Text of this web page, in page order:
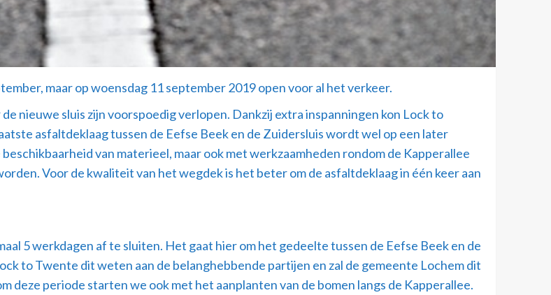
maar op woensdag 11 september 2019 open voor al het verkeer.
nieuwe sluis zijn voorspoedig verlopen. Dankzij extra inspanningen kon Lock to
asfaltdeklaag tussen de Eefse Beek en de Zuidersluis wordt wel op een later
van materieel, maar ook met werkzaamheden rondom de Kapperallee
Voor de kwaliteit van het wegdek is het beter om de asfaltdeklaag in één keer aan
5 werkdagen af te sluiten. Het gaat hier om het gedeelte tussen de Eefse Beek en de
to Twente dit weten aan de belanghebbende partijen en zal de gemeente Lochem dit
deze periode starten we ook met het aanplanten van de bomen langs de Kapperallee.